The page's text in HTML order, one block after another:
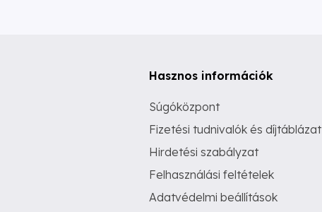
Hasznos információk
Súgóközpont
Fizetési tudnivalók és díjtáblázat
Hirdetési szabályzat
Felhasználási feltételek
Adatvédelmi beállítások